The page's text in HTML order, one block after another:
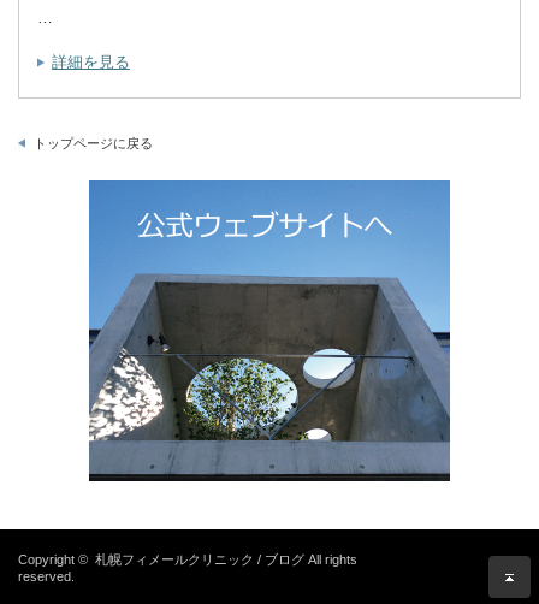
…
詳細を見る
トップページに戻る
Copyright © 札幌フィメールクリニック / ブログ All rights
reserved.